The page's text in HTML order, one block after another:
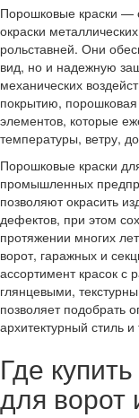
Порошковые краски —
окраски
рольставней. Они
вид, но и надежную
механических
покрытию, порошковая
элементов, которые
температуры, ветру,
Порошковые краски
промышленных
позволяют окрасить
дефектов, при этом
протяжении многих
ворот, гаражных и
ассортимент красок
глянцевыми,
позволяет подобрать
архитектурный стиль
Где
для ворот